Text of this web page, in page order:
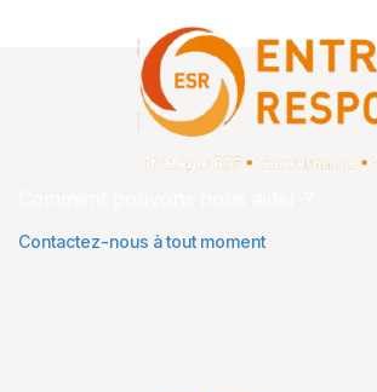
Contactez-nous à tout moment